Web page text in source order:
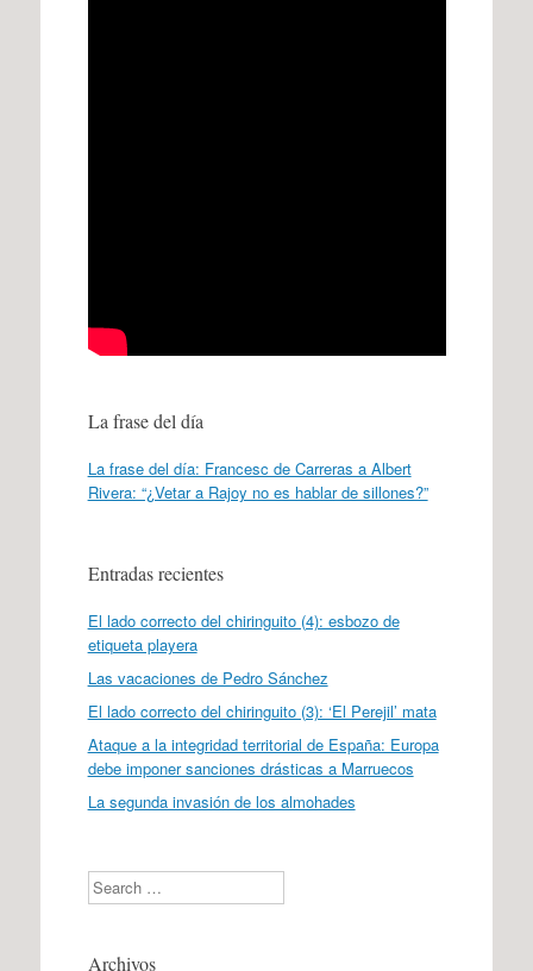
La frase del día
La frase del día: Francesc de Carreras a Albert
Rivera: “¿Vetar a Rajoy no es hablar de sillones?”
Entradas recientes
El lado correcto del chiringuito (4): esbozo de
etiqueta playera
Las vacaciones de Pedro Sánchez
El lado correcto del chiringuito (3): ‘El Perejil’ mata
Ataque a la integridad territorial de España: Europa
debe imponer sanciones drásticas a Marruecos
La segunda invasión de los almohades
Search
Archivos